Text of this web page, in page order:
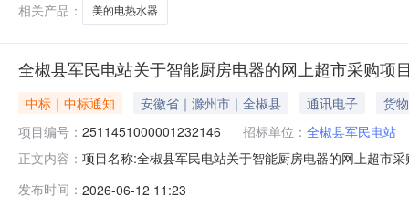
相关产品：
美的电热水器
全椒县军民电站关于智能厨房电器的网上超市采购项
中标｜中标通知 安徽省｜滁州市｜全椒县 通讯电子
货物
项目编号： 2511451000001232146 招标单位： 全椒县军民电站
正文内容： 项目名称:全椒县军民电站关于智能厨房电器的网上超市
址:/三、成交信息交易方式:议价采购成交日期:2026年6
发布时间： 2026-06-12 11:23